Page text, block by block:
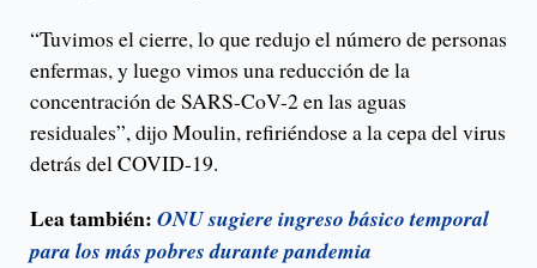
“Tuvimos el cierre, lo que redujo el número de personas
enfermas, y luego vimos una reducción de la
concentración de SARS-CoV-2 en las aguas
residuales”, dijo Moulin, refiriéndose a la cepa del virus
detrás del COVID-19.
Lea también: ONU sugiere ingreso básico temporal
para los más pobres durante pandemia